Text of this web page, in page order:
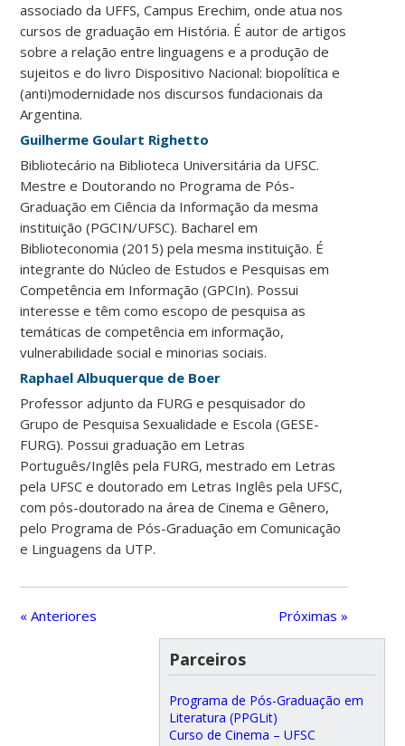
associado da UFFS, Campus Erechim, onde atua nos
cursos de graduação em História. É autor de artigos
sobre a relação entre linguagens e a produção de
sujeitos e do livro Dispositivo Nacional: biopolítica e
(anti)modernidade nos discursos fundacionais da
Argentina.
Guilherme Goulart Righetto
Bibliotecário na Biblioteca Universitária da UFSC.
Mestre e Doutorando no Programa de Pós-
Graduação em Ciência da Informação da mesma
instituição (PGCIN/UFSC). Bacharel em
Biblioteconomia (2015) pela mesma instituição. É
integrante do Núcleo de Estudos e Pesquisas em
Competência em Informação (GPCIn). Possui
interesse e têm como escopo de pesquisa as
temáticas de competência em informação,
vulnerabilidade social e minorias sociais.
Raphael Albuquerque de Boer
Professor adjunto da FURG e pesquisador do
Grupo de Pesquisa Sexualidade e Escola (GESE-
FURG). Possui graduação em Letras
Português/Inglês pela FURG, mestrado em Letras
pela UFSC e doutorado em Letras Inglês pela UFSC,
com pós-doutorado na área de Cinema e Gênero,
pelo Programa de Pós-Graduação em Comunicação
e Linguagens da UTP.
« Anteriores Próximas »
Parceiros
Programa de Pós-Graduação em
Literatura (PPGLit)
Curso de Cinema – UFSC